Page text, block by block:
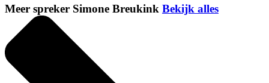
Meer spreker Simone Breukink Bekijk alles